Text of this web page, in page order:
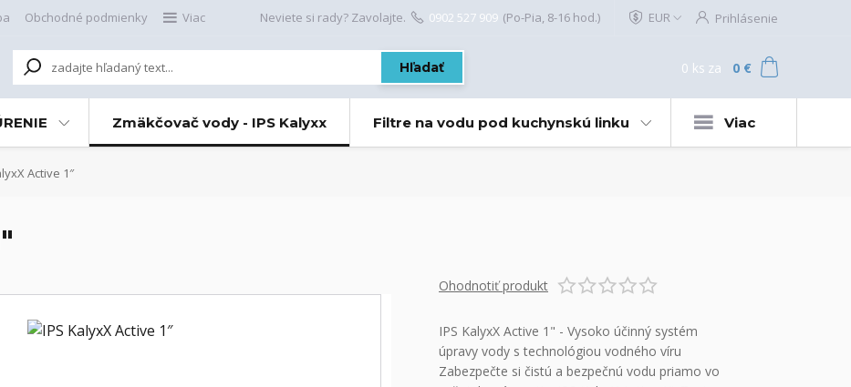
Obchodné podmienky Viac EUR Prihlásenie
Hľadať
Neviete si rady? Zavolajte. 0902 527 909 (Po-Pia, 8-16 hod.)
0 ks za 0 €
Zmäkčovač vody - IPS Kalyxx Filtre na vodu pod kuchynskú linku Viac
Active 1″
Ohodnotiť produkt
IPS KalyxX Active 1" - Vysoko účinný systém
úpravy vody s technológiou vodného víru
Zabezpečte si čistú a bezpečnú vodu priamo vo